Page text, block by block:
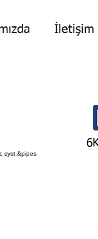
İletişim
syst.&pipes